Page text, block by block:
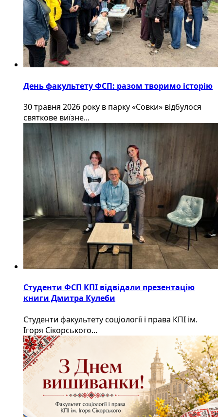
День факультету ФСП: разом творимо історію
30 травня 2026 року в парку «Совки» відбулося
святкове виїзне...
Студенти ФСП КПІ відвідали презентацію
книги Дмитра Кулеби
Студенти факультету соціології і права КПІ ім.
Ігоря Сікорського...